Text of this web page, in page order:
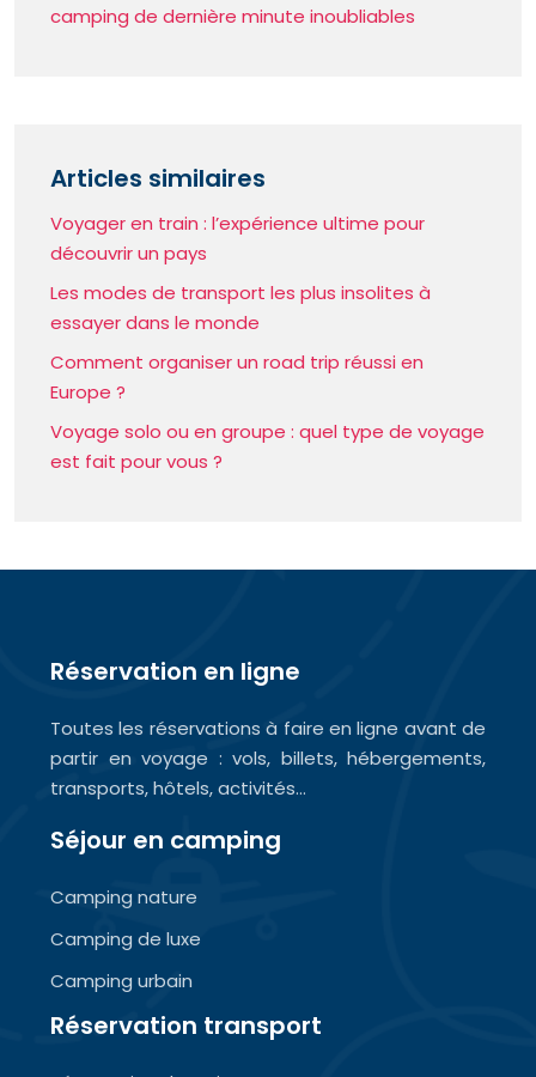
camping de dernière minute inoubliables
Articles similaires
Voyager en train : l’expérience ultime pour
découvrir un pays
Les modes de transport les plus insolites à
essayer dans le monde
Comment organiser un road trip réussi en
Europe ?
Voyage solo ou en groupe : quel type de voyage
est fait pour vous ?
Réservation en ligne
Toutes les réservations à faire en ligne avant de
partir en voyage : vols, billets, hébergements,
transports, hôtels, activités…
Séjour en camping
Camping nature
Camping de luxe
Camping urbain
Réservation transport